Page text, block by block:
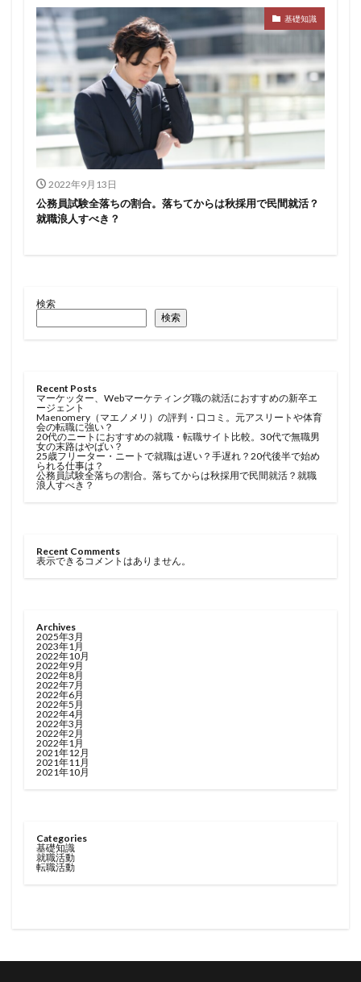
基礎知識
2022年9月13日
公務員試験全落ちの割合。落ちてからは秋採用で民間就活？
就職浪人すべき？
検索
検索
Recent Posts
マーケッター、Webマーケティング職の就活におすすめの新卒エ
ージェント
Maenomery（マエノメリ）の評判・口コミ。元アスリートや体育
会の転職に強い？
20代のニートにおすすめの就職・転職サイト比較。30代で無職男
女の末路はやばい？
25歳フリーター・ニートで就職は遅い？手遅れ？20代後半で始め
られる仕事は？
公務員試験全落ちの割合。落ちてからは秋採用で民間就活？就職
浪人すべき？
Recent Comments
表示できるコメントはありません。
Archives
2025年3月
2023年1月
2022年10月
2022年9月
2022年8月
2022年7月
2022年6月
2022年5月
2022年4月
2022年3月
2022年2月
2022年1月
2021年12月
2021年11月
2021年10月
Categories
基礎知識
就職活動
転職活動